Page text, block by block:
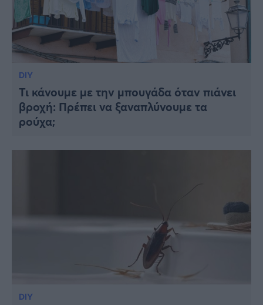
DIY
Τι κάνουμε με την μπουγάδα όταν πιάνει
βροχή: Πρέπει να ξαναπλύνουμε τα
ρούχα;
DIY